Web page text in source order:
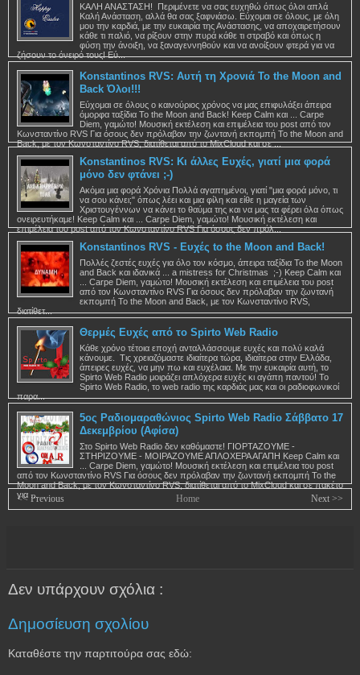
ΚΑΛΗ ΑΝΑΣΤΑΣΗ! Περιμένετε να σας ευχηθώ όπως όλοι απλά
Καλή Ανάσταση, αλλά θα σας ξαφνιάσω. Εύχομαι σε όλους, με όλη
μου την καρδιά, με την ευκαιρία της Ανάστασης, να αποχαιρετήσουν
κάθε τι παλιό, να ρίξουν στην πυρά κάθε τι στραβό και όπως η
φύση την άνοιξη, να ξαναγεννηθούν και να ανοίξουν φτερά για να
ζήσουν το όνειρό τους! Εύ...
Konstantinos RVS: Αυτή τη Χρονιά To the Moon and
Back Όλοι!!!
Εύχομαι σε όλους ο καινούριος χρόνος να μας επιφυλάξει άπειρα
όμορφα ταξίδια To the Moon and Back! Keep Calm και ... Carpe
Diem, γαμώτο! Μουσική εκτέλεση και επιμέλεια του post από τον
Κωνσταντίνο RVS Για όσους δεν πρόλαβαν την ζωντανή εκπομπή To the Moon and
Back, με τον Κωνσταντίνο RVS, διατίθεται από το MixCloud και σε ...
Konstantinos RVS: Κι άλλες Ευχές, γιατί μια φορά
μόνο δεν φτάνει ;-)
Ακόμα μια φορά Χρόνια Πολλά αγαπημένοι, γιατί "μια φορά μόνο, τι
να σου κάνει;" όπως λέει και μια φίλη και είθε η μαγεία των
Χριστουγέννων να κάνει το θαύμα της και να μας τα φέρει όλα όπως
ονειρευτήκαμε! Keep Calm και ... Carpe Diem, γαμώτο! Μουσική εκτέλεση και
επιμέλεια του post από τον Κωνσταντίνο RVS Για όσους δεν πρόλ...
Konstantinos RVS - Ευχές to the Moon and Back!
Πολλές ζεστές ευχές για όλο τον κόσμο, άπειρα ταξίδια To the Moon
and Back και ιδανικά ... a mistress for Christmas ;-) Keep Calm και
... Carpe Diem, γαμώτο! Μουσική εκτέλεση και επιμέλεια του post
από τον Κωνσταντίνο RVS Για όσους δεν πρόλαβαν την ζωντανή
εκπομπή To the Moon and Back, με τον Κωνσταντίνο RVS,
διατίθετ...
Θερμές Ευχές από το Spirto Web Radio
Κάθε χρόνο τέτοια εποχή ανταλλάσσουμε ευχές και πολύ καλά
κάνουμε. Τις χρειαζόμαστε ιδιαίτερα τώρα, ιδιαίτερα στην Ελλάδα,
άπειρες ευχές, να μην πω και ευχέλαια. Με την ευκαιρία αυτή, το
Spirto Web Radio μοιράζει απλόχερα ευχές κι αγάπη παντού! Το
Spirto Web Radio, το web radio της καρδιάς μας και οι ραδιοφωνικοί
παρα...
5ος Ραδιομαραθώνιος Spirto Web Radio Σάββατο 17
Δεκεμβρίου (Αφίσα)
Στο Spirto Web Radio δεν καθόμαστε! ΓΙΟΡΤΑΖΟΥΜΕ -
ΣΤΗΡΙΖΟΥΜΕ - ΜΟΙΡΑΖΟΥΜΕ ΑΠΛΟΧΕΡΑ ΑΓΑΠΗ Keep Calm και
... Carpe Diem, γαμώτο! Μουσική εκτέλεση και επιμέλεια του post
από τον Κωνσταντίνο RVS Για όσους δεν πρόλαβαν την ζωντανή εκπομπή To the
Moon and Back, με τον Κωνσταντίνο RVS, διατίθεται από το MixCloud και σε πακέτο
για ...
<< Previous Next >>
Home
Δεν υπάρχουν σχόλια :
Δημοσίευση σχολίου
Καταθέστε την παρτιτούρα σας εδώ: